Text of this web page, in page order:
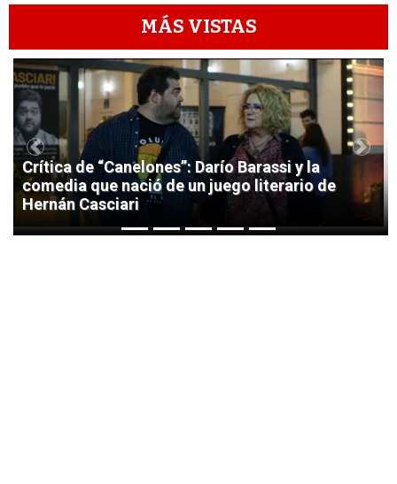
MÁS VISTAS
1
Crítica de “Canelones”: Darío Barassi y la
comedia que nació de un juego literario de
Hernán Casciari
Previous Next